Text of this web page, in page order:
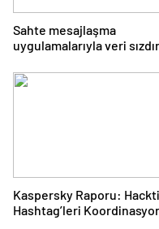
Sahte mesajlaşma
uygulamalarıyla veri
Kaspersky Raporu:
Hashtag’leri